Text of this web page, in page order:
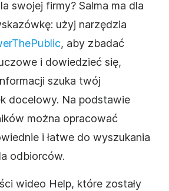
swojej firmy? Salma ma dla
użyj narzędzia
, aby zbadać
i dowiedzieć się,
szuka twój
docelowy. Na podstawie
można opracować
i łatwe do wyszukania
odbiorców.
wideo Help, które zostały